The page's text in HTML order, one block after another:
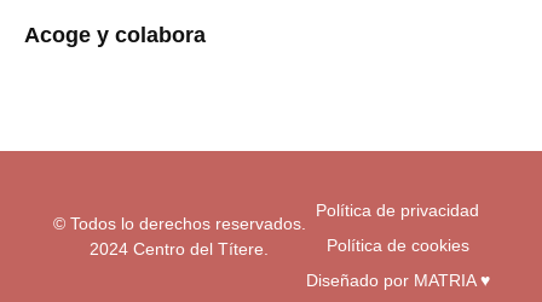
f
Acoge y colabora
© Todos lo derechos reservados.
2024 Centro del Títere.
Política de privacidad
Política de cookies
Diseñado por MATRIA ♥